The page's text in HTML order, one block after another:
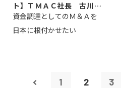
ト】ＴＭＡＣ社長 古川英
一
資金調達としてのＭ＆Ａを
日本に根付かせたい
1 2 3